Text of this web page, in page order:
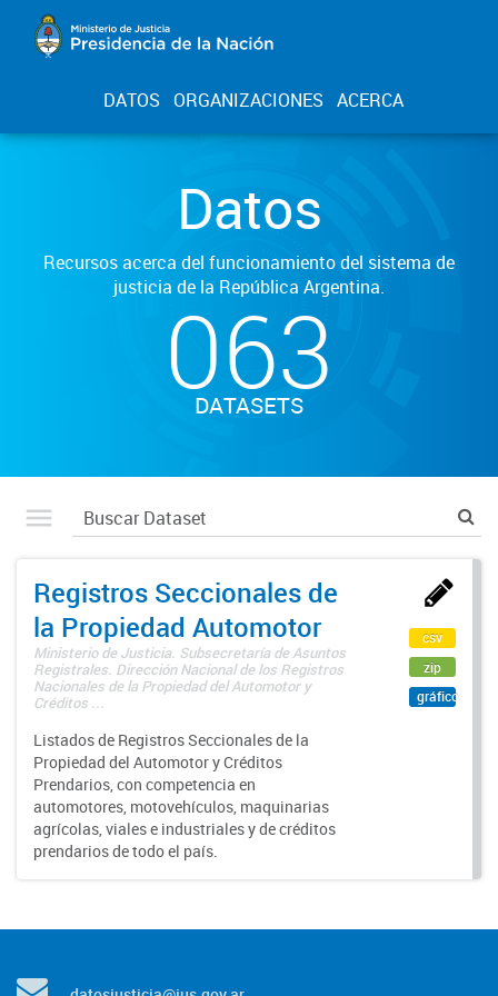
DATOS ORGANIZACIONES ACERCA
Datos
Recursos acerca del funcionamiento del sistema de
justicia de la República Argentina.
063
DATASETS
Registros Seccionales de
la Propiedad Automotor
Ministerio de Justicia. Subsecretaría de Asuntos
Registrales. Dirección Nacional de los Registros
Nacionales de la Propiedad del Automotor y
Créditos ...
Listados de Registros Seccionales de la
Propiedad del Automotor y Créditos
Prendarios, con competencia en
automotores, motovehículos, maquinarias
agrícolas, viales e industriales y de créditos
prendarios de todo el país.
csv
zip
gráfico